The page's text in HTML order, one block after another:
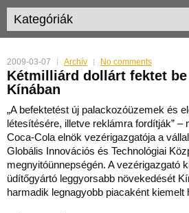
2009-03-07 Archív No comments
Kétmilliárd dollárt fektet be
Kínában
„A befektetést új palackozóüzemek és
létesítésére, illetve reklámra fordítják” –
Coca-Cola elnök vezérigazgatója a
Globális Innovációs és Technológiai
megnyitóünnepségén. A vezérigazgató
üdítőgyártó leggyorsabb növekedését
harmadik legnagyobb piacaként kiemelt